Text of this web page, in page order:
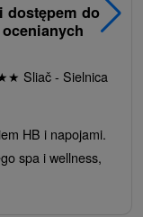
dostępem do
★ Sliač - Sielnica
HB i napojami.
spa i wellness,